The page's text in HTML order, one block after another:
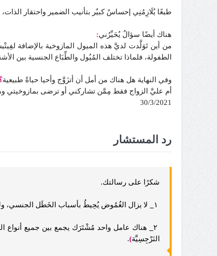
طبعًا يُلَازِمُنِي إحساسٌ كبيٌر بتأنيب الضمير واحتقار
هناك أيضًا سؤالٌ يُحَيِّرُني:
من أين تَوَلَّدت لديَّ هذه الميول المازوخية بالإضافة
الطفولة، فلماذا تختلف المُيُول والطِّبَاع الجنسية بين
وفي النهاية هل هناك من أمل أن أتزَوَّج وأحيا حياةً طبيعية
أم عليَّ الزواج فقط مِمَّن تشاركني أو ترضى بمازوخيتي
30/3/2021
رد المستشار
شكرًا على رسالتك.
لا يزال الغُمُوض يُحِيطُ بأسباب الخَطَل الجنسي،
٢ هناك عامل واحد مُشْتَرَك يجمع بين جميع أنواع
النَرْجِسِيَّة)
.